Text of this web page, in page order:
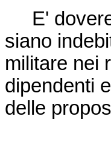
E' dovere
siano
militare nei
dipendenti
delle